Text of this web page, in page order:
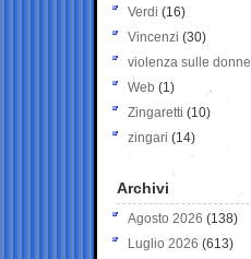
Verdi (16)
Vincenzi (30)
violenza sulle donne
Web (1)
Zingaretti (10)
zingari (14)
Archivi
Agosto 2026 (138)
Luglio 2026 (613)